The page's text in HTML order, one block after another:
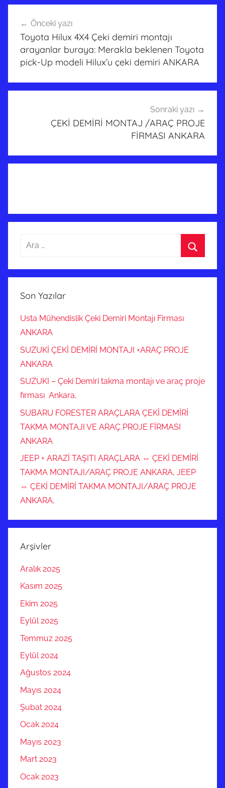
gezinmesi
Önceki yazı
Toyota Hilux 4X4 Çeki demiri montajı
arayanlar buraya: Merakla beklenen Toyota
pick-Up modeli Hilux’u çeki demiri ANKARA
Sonraki yazı
ÇEKİ DEMİRİ MONTAJ /ARAÇ PROJE
FİRMASI ANKARA
Arama:
Son Yazılar
Usta Mühendislik Çeki Demiri Montajı Firması
ANKARA
SUZUKİ ÇEKİ DEMİRİ MONTAJI +ARAÇ PROJE
ANKARA
SUZUKI – Çeki Demiri takma montajı ve araç proje
fırması Ankara,
SUBARU FORESTER ARAÇLARA ÇEKİ DEMİRİ
TAKMA MONTAJI VE ARAÇ PROJE FİRMASI
ANKARA
JEEP + ARAZİ TAŞITI ARAÇLARA ⇔ ÇEKİ DEMİRİ
TAKMA MONTAJI/ARAÇ PROJE ANKARA, JEEP
⇔ ÇEKİ DEMİRİ TAKMA MONTAJI/ARAÇ PROJE
ANKARA,
Arşivler
Aralık 2025
Kasım 2025
Ekim 2025
Eylül 2025
Temmuz 2025
Eylül 2024
Ağustos 2024
Mayıs 2024
Şubat 2024
Ocak 2024
Mayıs 2023
Mart 2023
Ocak 2023